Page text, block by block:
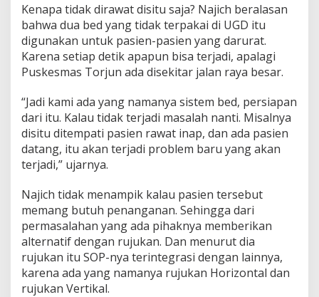
Kenapa tidak dirawat disitu saja? Najich beralasan
bahwa dua bed yang tidak terpakai di UGD itu
digunakan untuk pasien-pasien yang darurat.
Karena setiap detik apapun bisa terjadi, apalagi
Puskesmas Torjun ada disekitar jalan raya besar.
“Jadi kami ada yang namanya sistem bed, persiapan
dari itu. Kalau tidak terjadi masalah nanti. Misalnya
disitu ditempati pasien rawat inap, dan ada pasien
datang, itu akan terjadi problem baru yang akan
terjadi,” ujarnya.
Najich tidak menampik kalau pasien tersebut
memang butuh penanganan. Sehingga dari
permasalahan yang ada pihaknya memberikan
alternatif dengan rujukan. Dan menurut dia
rujukan itu SOP-nya terintegrasi dengan lainnya,
karena ada yang namanya rujukan Horizontal dan
rujukan Vertikal.